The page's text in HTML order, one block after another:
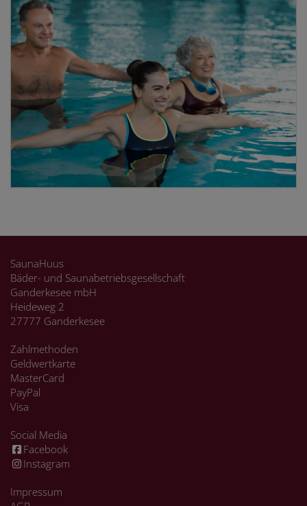
SaunaHuus
Bäder- und Saunabetriebsgesellschaft
Ganderkesee mbH
Heideweg 2
27777 Ganderkesee
Zahlmethoden
Geldwertkarte
MasterCard
PayPal
Visa
Social Media
Facebook
Instagram
Impressum